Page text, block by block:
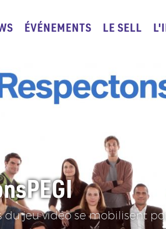
ACCUEIL
ÉVÉNEMENTS LE SELL
du jeu vidéo se mobilisent